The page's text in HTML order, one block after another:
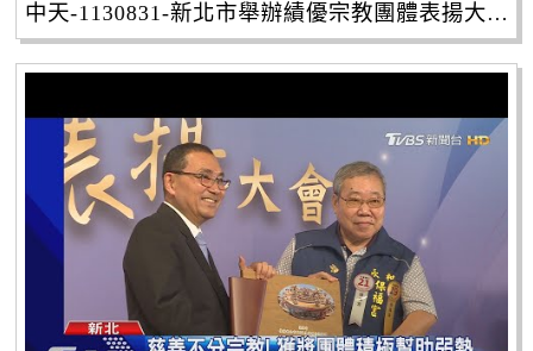
中天-1130831-新北市舉辦績優宗教團體表揚大會 感謝傑出奉獻